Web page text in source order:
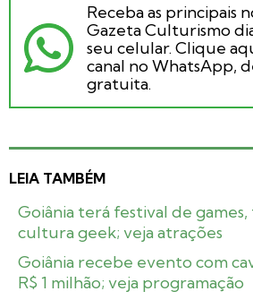
Receba as principais
Gazeta Culturismo
seu celular. Clique
canal no WhatsApp,
gratuita.
LEIA TAMBÉM
Goiânia terá festival de
cultura geek; veja atrações
Goiânia recebe evento com
R$ 1 milhão; veja programação